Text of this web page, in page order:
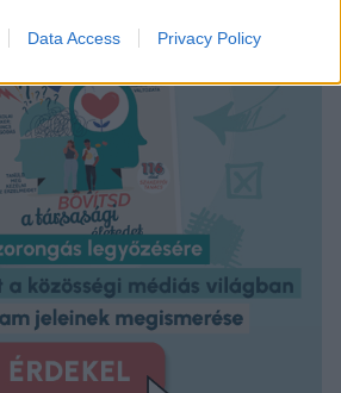
Data Access Privacy Policy